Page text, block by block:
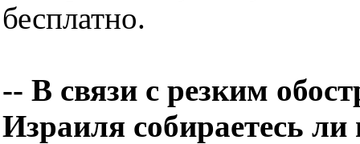
бесплатно.
-- В связи с резким
Израиля собираетесь